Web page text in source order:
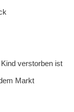
verstorben ist
Markt